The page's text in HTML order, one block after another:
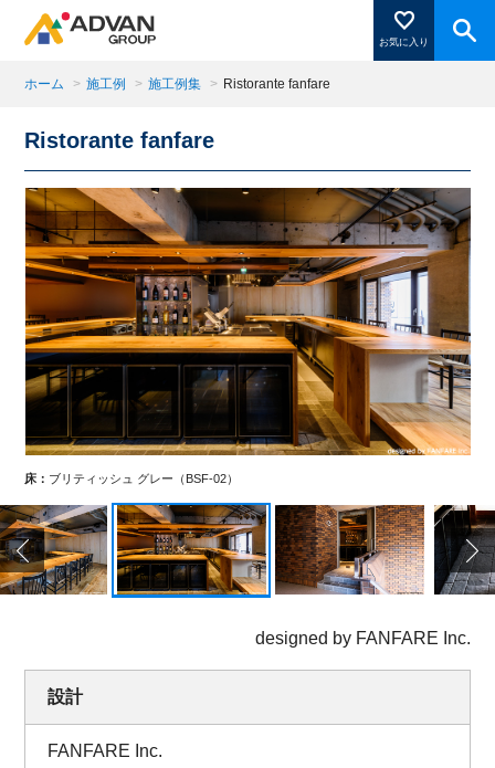
お気に入り
商品ページにある「お気に入り登録」を押すと登録した
商品がここに表示されます。
閉じる
ホーム > 施工例 > 施工例集 > Ristorante fanfare
Ristorante fanfare
床： ブリティッシュ グレー（BSF-02）
designed by FANFARE Inc.
設計
FANFARE Inc.